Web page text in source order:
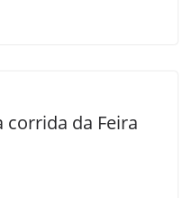
corrida da Feira